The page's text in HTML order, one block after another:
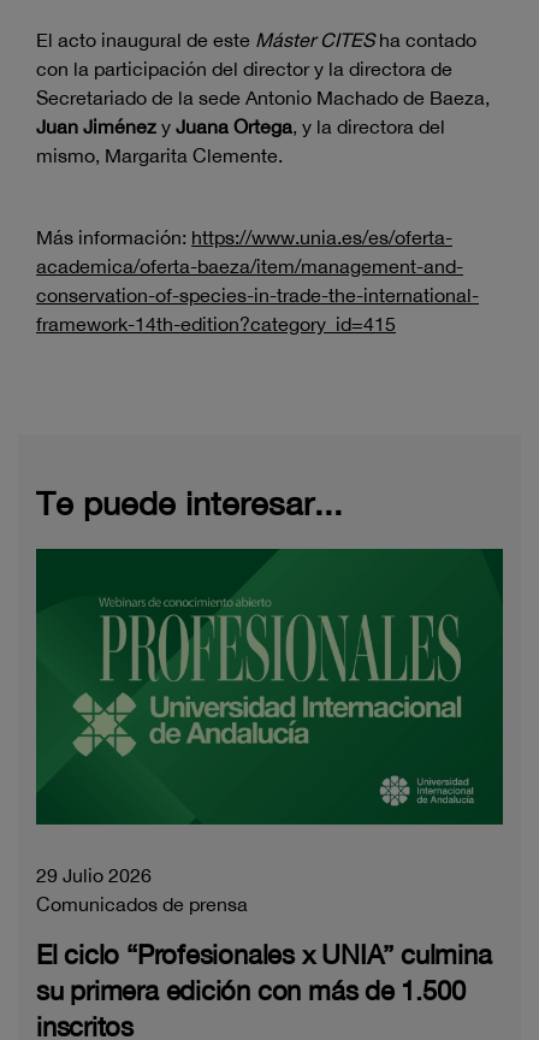
El acto inaugural de este Máster CITESha contado
con la participación del director y la directora de
Secretariado de la sede Antonio Machado de Baeza,
Juan Jiménez y Juana Ortega, y la directora del
mismo, Margarita Clemente.
Más información: https://www.unia.es/es/oferta-
academica/oferta-baeza/item/management-and-
conservation-of-species-in-trade-the-international-
framework-14th-edition?category_id=415
Te puede interesar...
29 Julio 2026
Comunicados de prensa
El ciclo “Profesionales x UNIA” culmina
su primera edición con más de 1.500
inscritos